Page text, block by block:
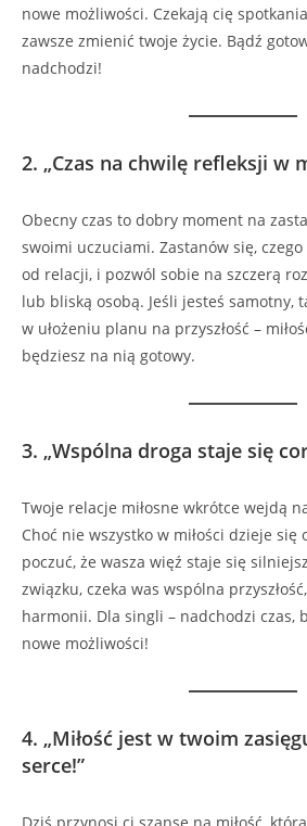
nowe możliwości. Czekają cię
zawsze zmienić twoje życie. Bądź
nadchodzi!
2. „Czas na chwilę refleksji w
Obecny czas to dobry moment na
swoimi uczuciami. Zastanów się,
od relacji, i pozwól sobie na szczerą
lub bliską osobą. Jeśli jesteś samotny,
w ułożeniu planu na przyszłość –
będziesz na nią gotowy.
3. „Wspólna droga staje się
Twoje relacje miłosne wkrótce wejdą
Choć nie wszystko w miłości dzieje się
poczuć, że wasza więź staje się
związku, czeka was wspólna
harmonii. Dla singli – nadchodzi czas,
nowe możliwości!
4. „Miłość jest w twoim
serce!”